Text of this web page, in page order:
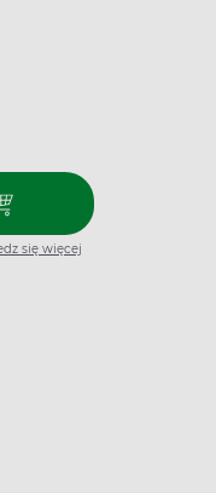
HIRUDOID,
się więcej